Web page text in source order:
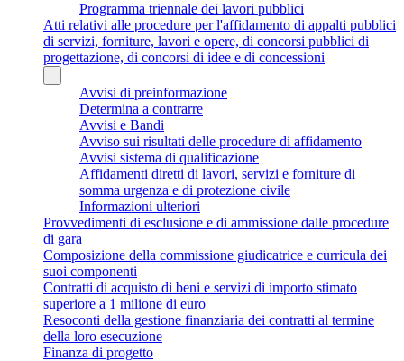
Programma triennale dei lavori pubblici
Atti relativi alle procedure per l'affidamento di appalti pubblici
di servizi, forniture, lavori e opere, di concorsi pubblici di
progettazione, di concorsi di idee e di concessioni
Avvisi di preinformazione
Determina a contrarre
Avvisi e Bandi
Avviso sui risultati delle procedure di affidamento
Avvisi sistema di qualificazione
Affidamenti diretti di lavori, servizi e forniture di
somma urgenza e di protezione civile
Informazioni ulteriori
Provvedimenti di esclusione e di ammissione dalle procedure
di gara
Composizione della commissione giudicatrice e curricula dei
suoi componenti
Contratti di acquisto di beni e servizi di importo stimato
superiore a 1 milione di euro
Resoconti della gestione finanziaria dei contratti al termine
della loro esecuzione
Finanza di progetto